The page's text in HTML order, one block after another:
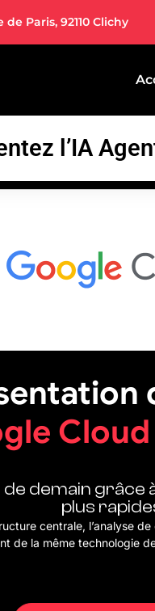
de Paris, 92110 Clichy
l’IA
demain grâce
plus
centrale, l’analyse
de la même technologie